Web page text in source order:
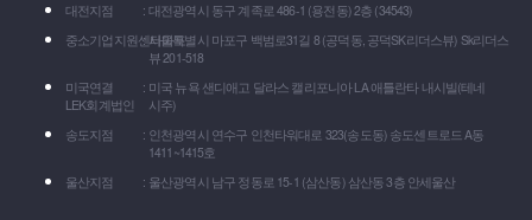
대전지점
대전광역시 동구 계족로 486-1 (용전동) 2층 (34543)
중소기업지원센타마포서울특별시 마포구 백범로31길 8 (공덕동, 공덕SK리더스뷰) Sk리더스
뷰 201-518
미국연결
LEK회계법인
미국 뉴욕 샌디애고 달라스 캘리포니아 LA 애틀란타 내시빌(테네
시주)
송도지점
인천광역시 연수구 인천타워대로 323(송도동) 송도센트로드 A동
1411~1415호
울산지점
울산광역시 남구 정동로 15-1 (삼산동) 삼산동 3층 안세울산